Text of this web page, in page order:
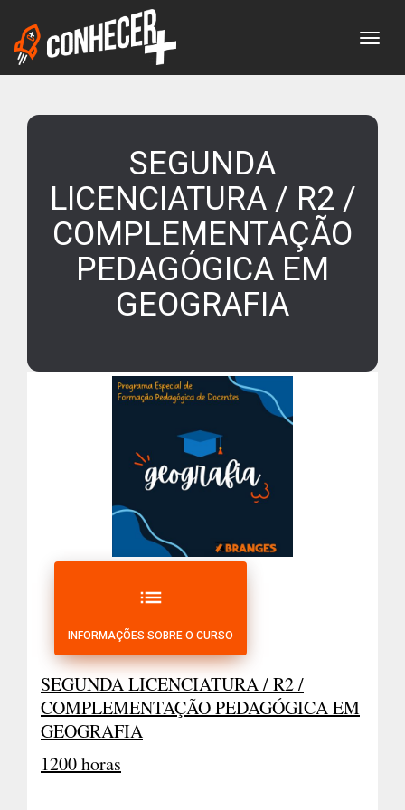
SEGUNDA
LICENCIATURA / R2 /
COMPLEMENTAÇÃO
PEDAGÓGICA EM
GEOGRAFIA
list
INFORMAÇÕES SOBRE O CURSO
SEGUNDA LICENCIATURA / R2 /
COMPLEMENTAÇÃO PEDAGÓGICA EM
GEOGRAFIA
1200 horas